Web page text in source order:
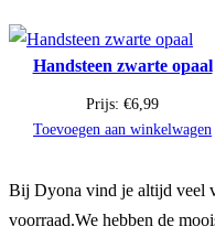
Handsteen zwarte opaal
Prijs: €6,99
Toevoegen aan winkelwagen
Bij Dyona vind je altijd veel
voorraad.We hebben de